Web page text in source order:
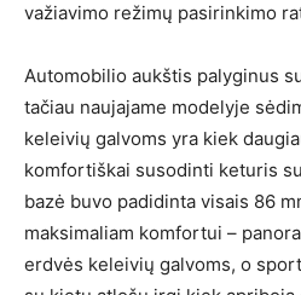
važiavimo režimų pasirinkimo
Automobilio aukštis palyginus
tačiau naujajame modelyje
keleivių galvoms yra kiek
komfortiškai susodinti keturis
bazė buvo padidinta visais 86
maksimaliam komfortui –
erdvės keleivių galvoms, o